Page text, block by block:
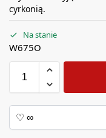
cyrkonią.
Na stanie
W675O